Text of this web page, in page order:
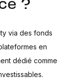
?
via des fonds
en
dédié comme